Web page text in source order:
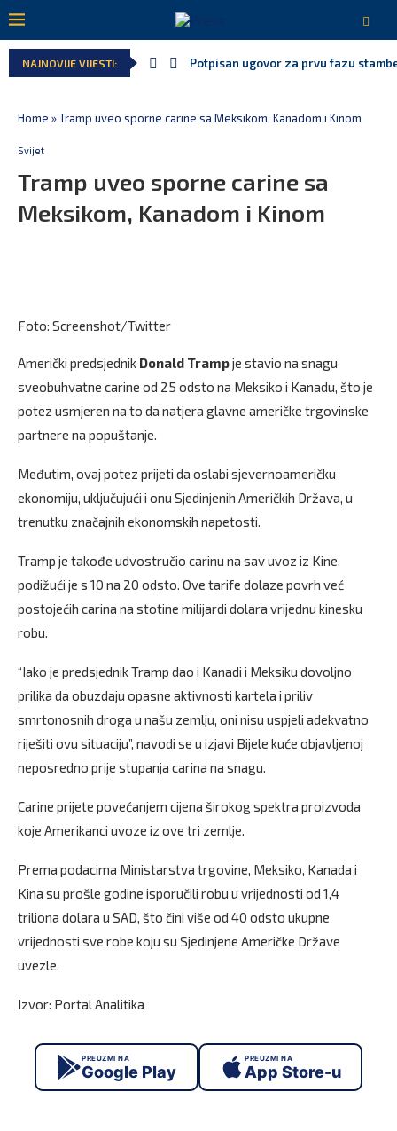
NAJNOVIJE VIJESTI: Potpisan ugovor za prvu fazu
Home »Tramp uveo sporne carine sa Meksikom, Kanadom i Kinom
Svijet
Tramp uveo sporne carine sa
Meksikom, Kanadom i Kinom
Foto: Screenshot/Twitter
Američki predsjednik Donald Trampje stavio na snagu
sveobuhvatne carine od 25 odsto na Meksiko i Kanadu, što je
potez usmjeren na to da natjera glavne američke trgovinske
partnere na popuštanje.
Međutim, ovaj potez prijeti da oslabi sjevernoameričku
ekonomiju, uključujući i onu Sjedinjenih Američkih Država, u
trenutku značajnih ekonomskih napetosti.
Tramp je takođe udvostručio carinu na sav uvoz iz Kine,
podižući je s 10 na 20 odsto. Ove tarife dolaze povrh već
postojećih carina na stotine milijardi dolara vrijednu kinesku
robu.
“Iako je predsjednik Tramp dao i Kanadi i Meksiku dovoljno
prilika da obuzdaju opasne aktivnosti kartela i priliv
smrtonosnih droga u našu zemlju, oni nisu uspjeli adekvatno
riješiti ovu situaciju”, navodi se u izjavi Bijele kuće objavljenoj
neposredno prije stupanja carina na snagu.
Carine prijete povećanjem cijena širokog spektra proizvoda
koje Amerikanci uvoze iz ove tri zemlje.
Prema podacima Ministarstva trgovine, Meksiko, Kanada i
Kina su prošle godine isporučili robu u vrijednosti od 1,4
triliona dolara u SAD, što čini više od 40 odsto ukupne
vrijednosti sve robe koju su Sjedinjene Američke Države
uvezle.
Izvor: Portal Analitika
PREUZMI NA
Google Play
PREUZMI NA
App Store-u